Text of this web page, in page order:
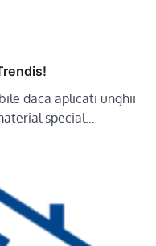
daca aplicati unghii
special…